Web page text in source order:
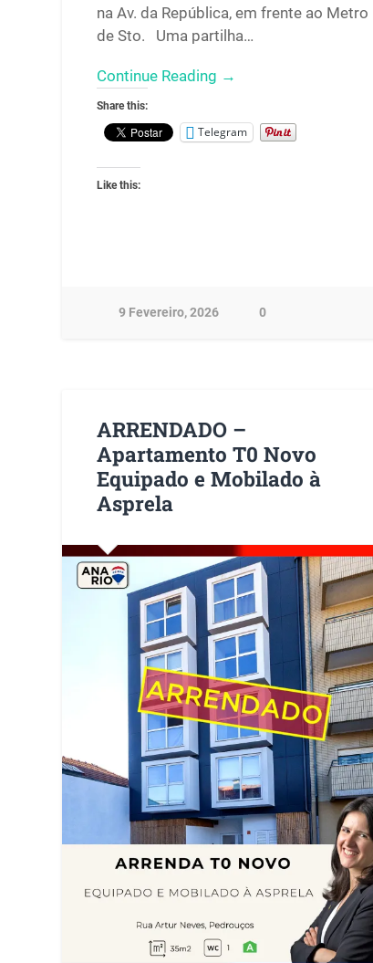
na Av. da República, em frente ao Metro
de Sto. Uma partilha…
Continue Reading →
Share this:
Telegram
Like this:
9 Fevereiro, 2026 0
ARRENDADO –
Apartamento T0 Novo
Equipado e Mobilado à
Asprela